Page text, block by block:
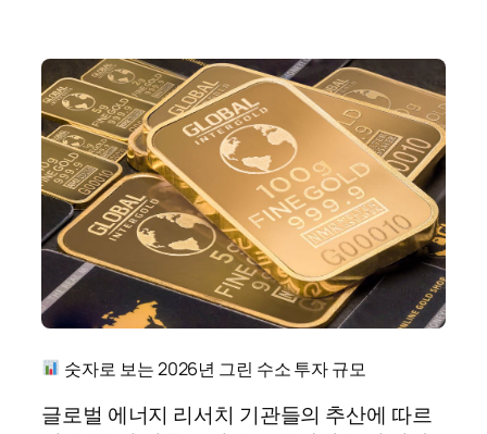
숫자로 보는 2026년 그린 수소 투자 규모
글로벌 에너지 리서치 기관들의 추산에 따르